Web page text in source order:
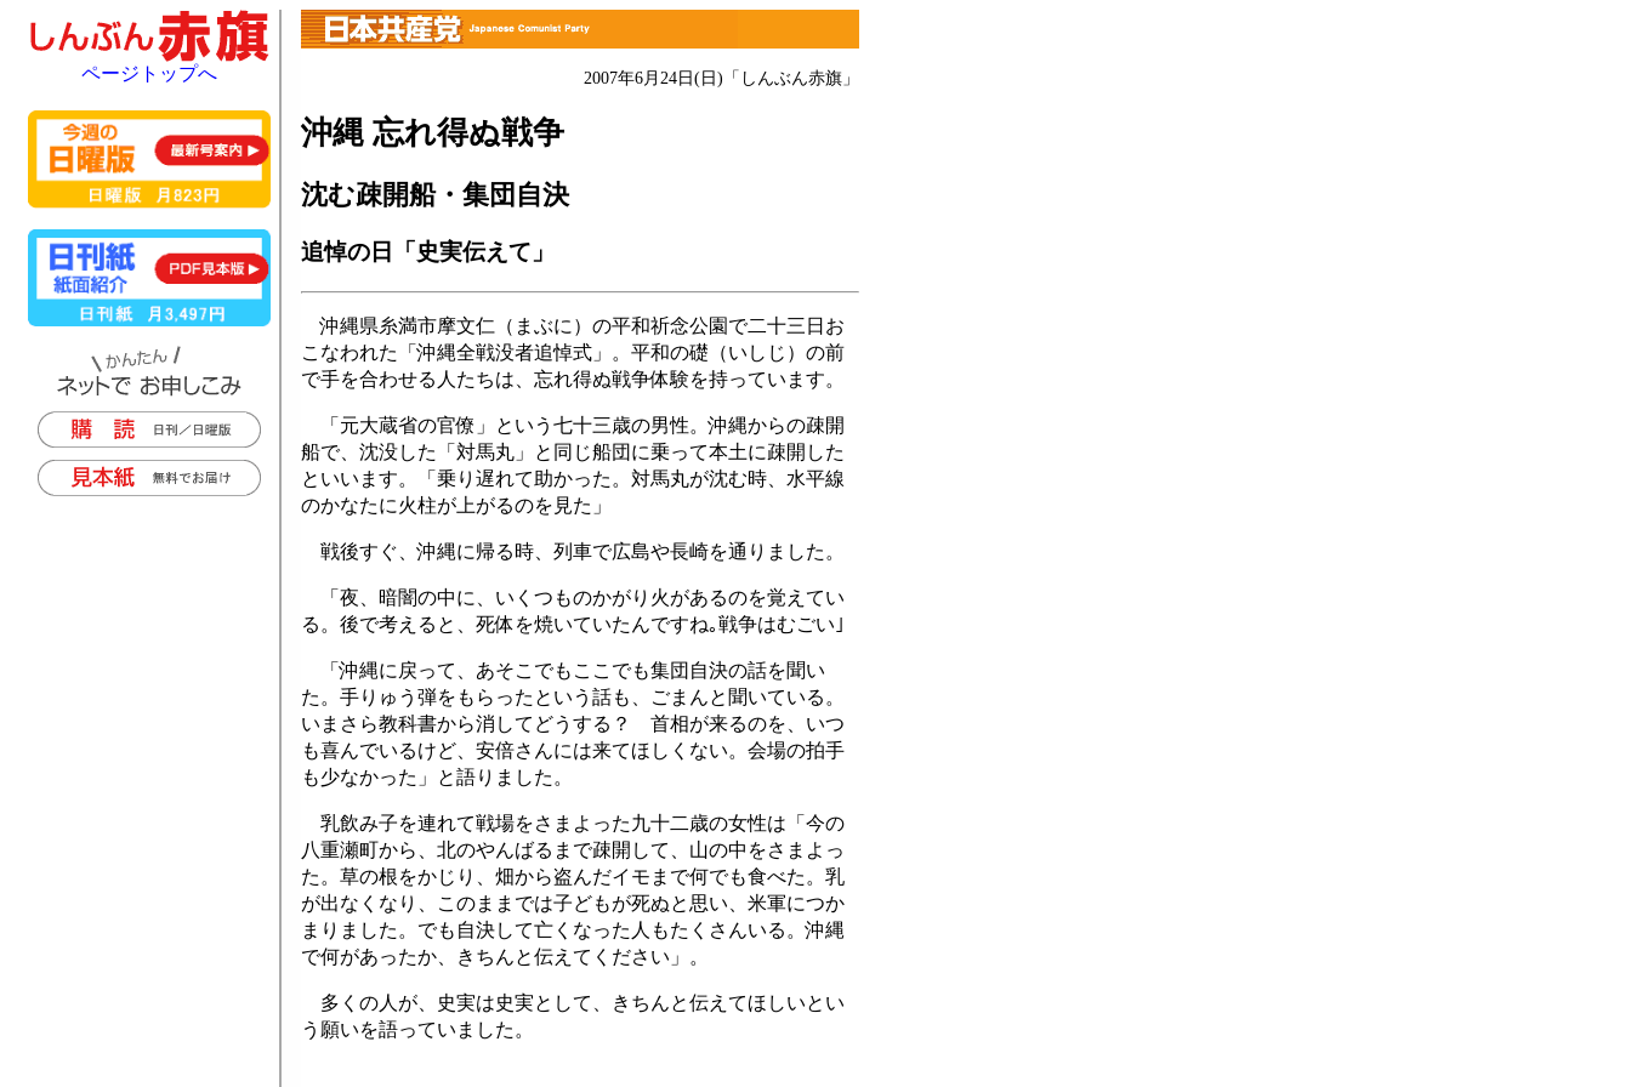
2007年6月24日(日) 「しんぶん赤旗」
沖縄 忘れ得ぬ戦争
沈む疎開船・集団自決
追悼の日「史実伝えて」
沖縄県糸満市摩文仁（まぶに）の平和祈念公園で二十三日お
こなわれた「沖縄全戦没者追悼式」。平和の礎（いしじ）の前
で手を合わせる人たちは、忘れ得ぬ戦争体験を持っています。
「元大蔵省の官僚」という七十三歳の男性。沖縄からの疎開
船で、沈没した「対馬丸」と同じ船団に乗って本土に疎開した
といいます。「乗り遅れて助かった。対馬丸が沈む時、水平線
のかなたに火柱が上がるのを見た」
戦後すぐ、沖縄に帰る時、列車で広島や長崎を通りました。
「夜、暗闇の中に、いくつものかがり火があるのを覚えてい
る。後で考えると、死体を焼いていたんですね｡戦争はむごい｣
「沖縄に戻って、あそこでもここでも集団自決の話を聞い
た。手りゅう弾をもらったという話も、ごまんと聞いている。
いまさら教科書から消してどうする？ 首相が来るのを、いつ
も喜んでいるけど、安倍さんには来てほしくない。会場の拍手
も少なかった」と語りました。
乳飲み子を連れて戦場をさまよった九十二歳の女性は「今の
八重瀬町から、北のやんばるまで疎開して、山の中をさまよっ
た。草の根をかじり、畑から盗んだイモまで何でも食べた。乳
が出なくなり、このままでは子どもが死ぬと思い、米軍につか
まりました。でも自決して亡くなった人もたくさんいる。沖縄
で何があったか、きちんと伝えてください」。
多くの人が、史実は史実として、きちんと伝えてほしいとい
う願いを語っていました。
ページトップへ